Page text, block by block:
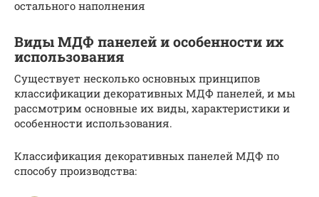
остального наполнения
Виды МДФ панелей и особенности их
использования
Существует несколько основных принципов
классификации декоративных МДФ панелей, и мы
рассмотрим основные их виды, характеристики и
особенности использования.
Классификация декоративных панелей МДФ по
способу производства: